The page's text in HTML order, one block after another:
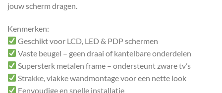
jouw scherm dragen.
Kenmerken:
Geschikt voor LCD, LED & PDP schermen
Vaste beugel – geen draai of kantelbare onderdelen
Supersterk metalen frame – ondersteunt zware tv’s
Strakke, vlakke wandmontage voor een nette look
Eenvoudige en snelle installatie